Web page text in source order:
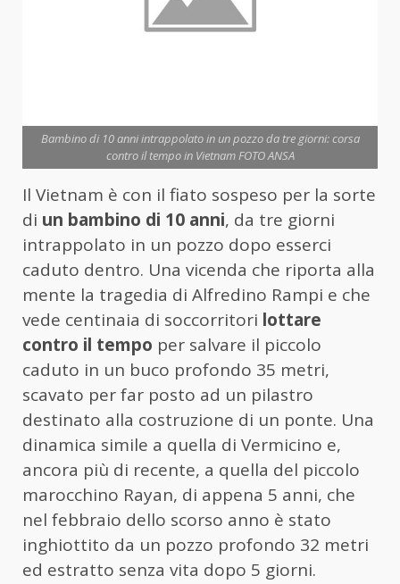
Bambino di 10 anni intrappolato in un pozzo da tre giorni: corsa
contro il tempo in Vietnam FOTO ANSA
Il Vietnam è con il fiato sospeso per la sorte
di un bambino di 10 anni, da tre giorni
intrappolato in un pozzo dopo esserci
caduto dentro. Una vicenda che riporta alla
mente la tragedia di Alfredino Rampi e che
vede centinaia di soccorritori lottare
contro il tempo per salvare il piccolo
caduto in un buco profondo 35 metri,
scavato per far posto ad un pilastro
destinato alla costruzione di un ponte. Una
dinamica simile a quella di Vermicino e,
ancora più di recente, a quella del piccolo
marocchino Rayan, di appena 5 anni, che
nel febbraio dello scorso anno è stato
inghiottito da un pozzo profondo 32 metri
ed estratto senza vita dopo 5 giorni.